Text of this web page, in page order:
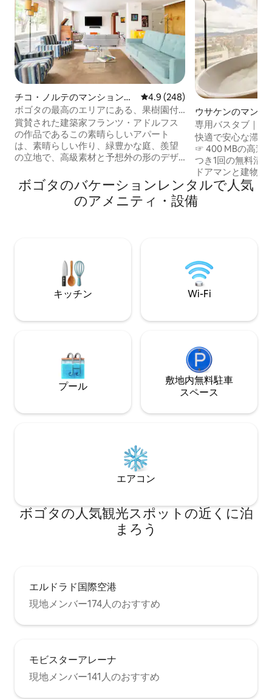
チコ・ノルテのマンション・
アパート
レビュー248件、5つ星中4.9つ
4.9 (248)
ボゴタの最高のエリアにある、果樹園付
きの文化的なアパート
賞賛された建築家フランツ・アドルフス
の作品であるこの素晴らしいアパート
は、素晴らしい作り、緑豊かな庭、羨望
の立地で、高級素材と予想外の形のデザ
す。 食事の準備に必要な調理器具がすべ
て揃っています。清掃サービスと料理サ
ービスは1日5万ペソで提供されます。 ア
用できます。 清掃、キッチン、衣類など
のサービスは、1日あたり6万コストで
ョッピングエリアから徒歩数分のこの高
施設に挟まれた平和なオアシスです。 第7
す。SITPアプリをダウンロードして街を
散策しましょう。 アパートのロケーショ
ンはビジネスにもレジャーにも最適です
ウサケンのマンシ
ート
専用バスタブ｜
｜Chicó Norte
快適で安心な滞在
☞ 400 MBの高速Wi-Fi ☞ 7日間
つき1回の無料清
ドアマンと建物
トデジタルドアロ
イン ☞パーク93
地内無料駐車場 ☞
ください） ☞ ア
能状況とスケジュ
トの立入り範囲
ボゴタのバケーションレンタルで人気
のアメニティ・設備
キッチン Wi-Fi
プール
敷地内無料駐⁠車
ス⁠ペ⁠ー⁠ス
エアコン
ボゴタの人気観光スポットの近くに泊
まろう
エルドラド国際空港
現地メンバー174人のおすすめ
モビスターアレーナ
現地メンバー141人のおすすめ